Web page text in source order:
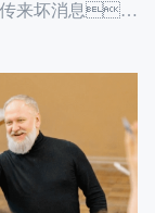
来坏消息：
芒果、荔枝
越用越乱，
的枝条叹
了？”别慌！
园验证的 “保
量 “抢” 回